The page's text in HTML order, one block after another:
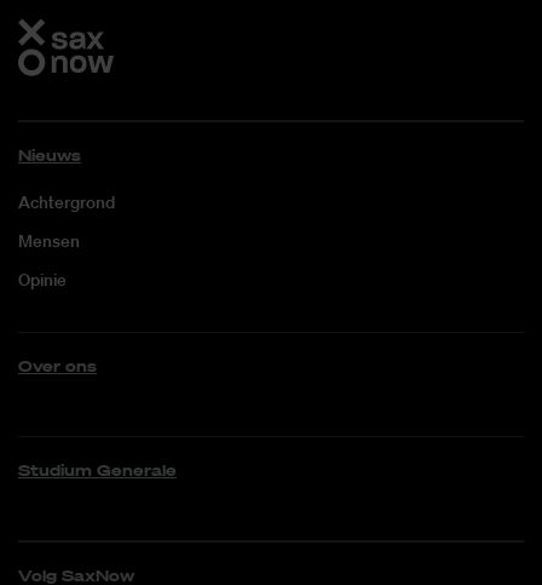
Nieuws
Achtergrond
Mensen
Opinie
Over ons
Studium Generale
Volg SaxNow